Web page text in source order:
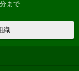
まで
織